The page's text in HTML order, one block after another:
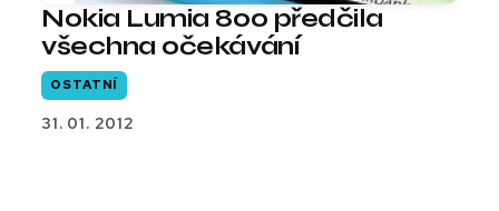
Nokia Lumia 800 předčila
všechna očekávání
OSTATNÍ
31. 01. 2012